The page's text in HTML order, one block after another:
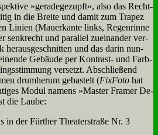
»ge­ra­de­ge­zupft«, al­so das Recht­
in die Brei­te und da­mit zum Tra­pez
Li­ni­en (Mau­er­kan­te links, Re­gen­rin­ne
senk­recht und par­al­lel zu­ein­an­der ver­
her­aus­ge­schnit­ten und das dar­in nun­
Ge­bäu­de per Kon­trast- und Farb­
ver­setzt. Ab­schlie­ßend
drum­her­um ge­ba­stelt (Fix­Fo­to hat
Mo­dul na­mens »Ma­ster Framer De­
die Lau­be: